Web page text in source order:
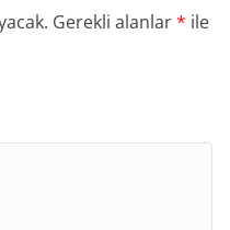
Gerekli alanlar* ile